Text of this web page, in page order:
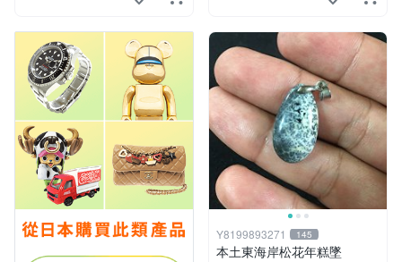
Y8199893271 145
本土東海岸松花年糕墜